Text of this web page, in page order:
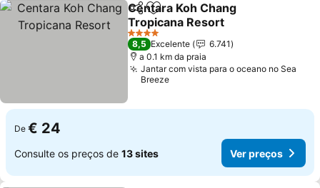
PartilharAdicionar aos favoritos
Centara Koh Chang
Tropicana Resort
4 Estrelas
8,5 Excelente
6.741
a 0.1 km da praia
Jantar com vista para o oceano no Sea
Breeze
De € 24
Consulte os preços de 13 sites Ver preços